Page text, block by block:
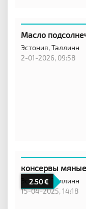
Масло
Эстония,Таллинн
2-01-2026, 09:58
2.50
консервы
Эстония,
Таллинн
15-04-2025, 14:18